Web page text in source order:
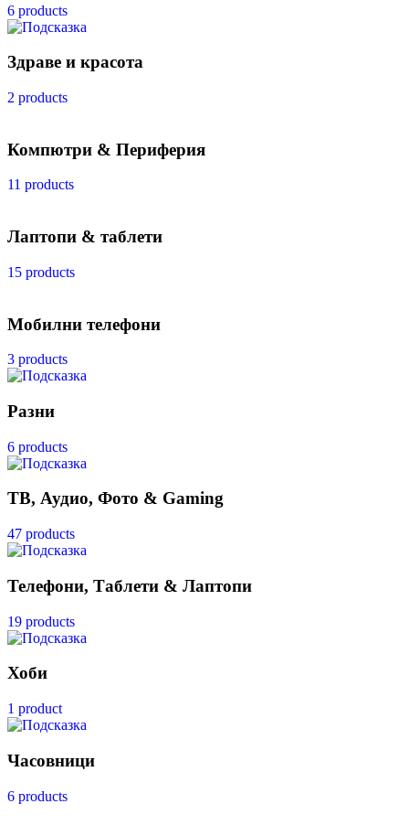
6 products
Здраве и красота
2 products
Компютри & Периферия
11 products
Лаптопи & таблети
15 products
Мобилни телефони
3 products
Разни
6 products
ТВ, Аудио, Фото & Gaming
47 products
Телефони, Таблети & Лаптопи
19 products
Хоби
1 product
Часовници
6 products